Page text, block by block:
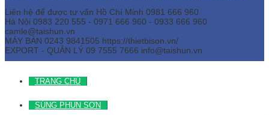
Liên hệ để được tư vấn Hồ Chí Minh 0981 666 960
Hà Nội 0983 220 555 - 0971 666 960 - 0933 666 960
camle@taishun.vn
MÁY BÀN 0243 9841505 https://thietbison.vn/
EXPORT - QUẢN LÝ 09 7555 7666 info@taishun.vn
TRANG CHỦ
SÚNG PHUN SƠN